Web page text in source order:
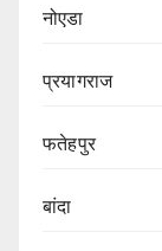
नोएडा
प्रयागराज
फतेहपुर
बांदा